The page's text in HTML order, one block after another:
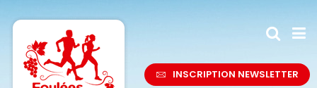
INSCRIPTION NEWSLETTER